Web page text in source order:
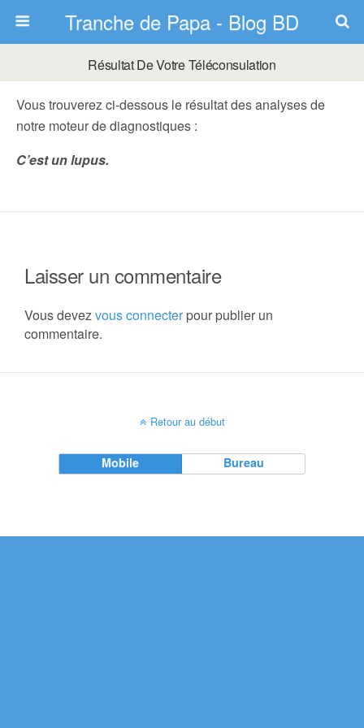
Tranche de Papa - Blog BD
Résultat De Votre Téléconsulation
Vous trouverez ci-dessous le résultat des analyses de
notre moteur de diagnostiques :
C’est un lupus.
Laisser un commentaire
Vous devezvous connecterpour publier un
commentaire.
Retour au début
Mobile Bureau